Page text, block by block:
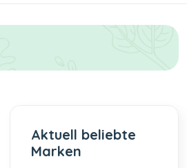
Aktuell beliebte
Marken